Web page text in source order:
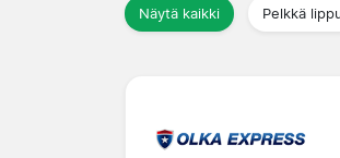
Näytä kaikki Pelkkä